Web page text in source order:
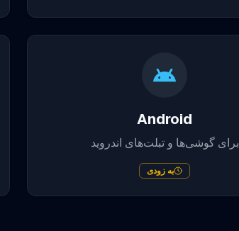
Android
برای گوشی‌ها و تبلت‌های اندروید
به زودی